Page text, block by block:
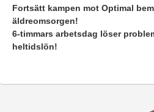
Fortsätt kampen mot Optimal
äldreomsorgen!
6-timmars arbetsdag löser
heltidslön!